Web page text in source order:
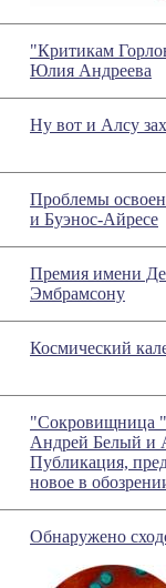
"Критикам
Юлия Андреева
Ну вот и Алсу
Проблемы
и Буэнос-Айресе
Премия имени
Эмбрамсону
Космический
"Сокровищница
Андрей Белый и
Публикация,
новое в
Обнаружено